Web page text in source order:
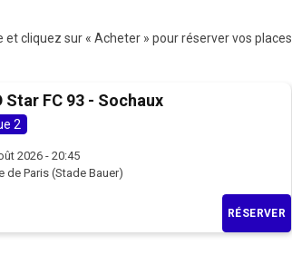
cliquez sur « Acheter » pour réserver vos places.
Star FC 93 - Sochaux
2
2026 - 20:45
de Paris (Stade Bauer)
RÉSERVER